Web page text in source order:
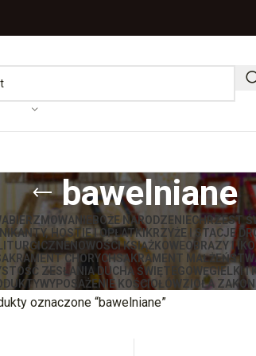
bawelniane
BIERZMOWANIE BOŻE NARODZENIECHRZEST
HOSTIE I OPŁATKIKRZYŻE I STACJE
NOWOŚCI KSIĄŻKOWEOBRAZY I
CHORYCHSAKRAMENT
ZESŁANIA DUCHA ŚWIĘTEGO WĘGIELKI I
WYPOSAŻENIE KOŚCIOŁÓWZIOŁA
oznaczone “bawelniane”